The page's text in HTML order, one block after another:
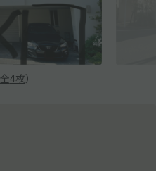
全4枚）